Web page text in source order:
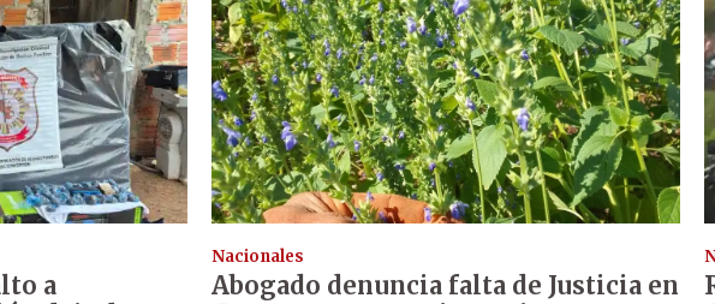
a
Nacionales
Abogado denuncia falta de Justicia en